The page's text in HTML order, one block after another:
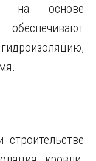
на основе